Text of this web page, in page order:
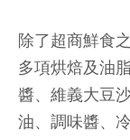
除了超商鮮食
多項烘焙及油
醬、維義大豆
油、調味醬、